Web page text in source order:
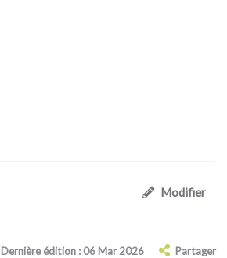
Modifier
Dernière édition : 06 Mar 2026 Partager